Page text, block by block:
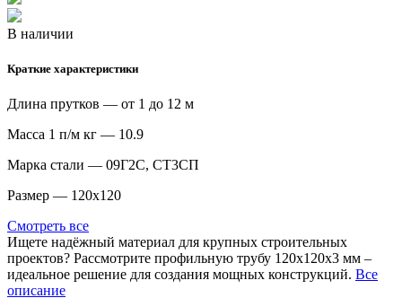
В наличии
Краткие характеристики
Длина прутков — от 1 до 12 м
Масса 1 п/м кг — 10.9
Марка стали — 09Г2С, СТ3СП
Размер — 120х120
Смотреть все
Ищете надёжный материал для крупных строительных
проектов? Рассмотрите профильную трубу 120х120х3 мм –
идеальное решение для создания мощных конструкций. Все
описание